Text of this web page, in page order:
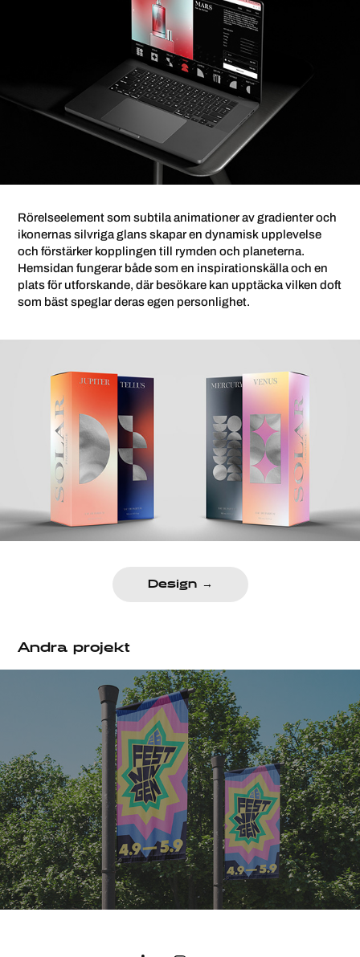
Rörelseelement som subtila animationer av gradienter och
ikonernas silvriga glans skapar en dynamisk upplevelse
och förstärker kopplingen till rymden och planeterna.
Hemsidan fungerar både som en inspirationskälla och en
plats för utforskande, där besökare kan upptäcka vilken doft
som bäst speglar deras egen personlighet.
Design →
Andra projekt